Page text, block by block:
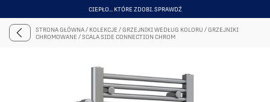
PONAD 50 TYS. ZADOWOLONYCH KLIENTÓW
ITEM
STRONA GŁÓWNA/ KOLEKCJE /GRZEJNIKI WEDŁUG KOLORU /GRZEJNIKI
CHROMOWANE /SCALA SIDE CONNECTION CHROM